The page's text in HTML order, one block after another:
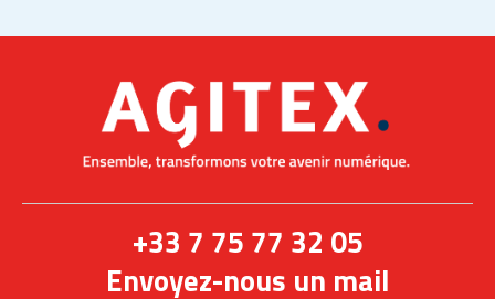
+33 7 75 77 32 05
Envoyez-nous un mail